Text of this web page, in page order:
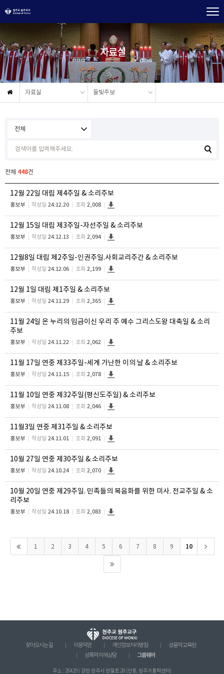
자료실
자료실 들빛주보
전체 448건
12월 22일 대림 제4주일 & 소리주보
홍보부 작성일 24.12.20 조회 2,008
12월 15일 대림 제3주일-자선주일 & 소리주보
홍보부 작성일 24.12.13 조회 2,094
12월8일 대림 제2주일-인권주일.사회교리주간 & 소리주보
홍보부 작성일 24.12.06 조회 2,199
12월 1일 대림 제1주일 & 소리주보
홍보부 작성일 24.11.29 조회 2,365
11월 24일 온 누리의 임금이신 우리 주 예수 그리스도왕 대축일 & 소리
주보
홍보부 작성일 24.11.22 조회 2,062
11월 17일 연중 제33주일-세계 가난한 이의 날 & 소리주보
홍보부 작성일 24.11.15 조회 2,078
11월 10일 연중 제32주일(평신도주일) & 소리주보
홍보부 작성일 24.11.08 조회 2,046
11월3일 연중 제31주일 & 소리주보
홍보부 작성일 24.11.01 조회 2,091
10월 27일 연중 제30주일 & 소리주보
홍보부 작성일 24.10.24 조회 2,070
10월 20일 연중 제29주일. 민족들의 복음화를 위한 미사. 전교주일 & 소
리주보
홍보부 작성일 24.10.18 조회 2,083
1 2 3 4 5 6 7 8 9 10
찾아오시는 길 이용약관 개인정보처리방침
성음악 교육원
성폭력 피해상담
그룹웨어
주소 : 26429 ) 강원 원주시 원일로 28 (인동, 원주가톨릭센터)